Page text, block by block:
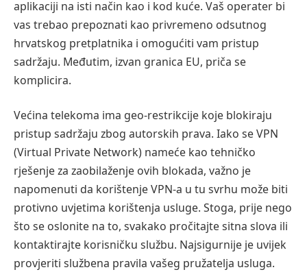
aplikaciji na isti način kao i kod kuće. Vaš operater bi
vas trebao prepoznati kao privremeno odsutnog
hrvatskog pretplatnika i omogućiti vam pristup
sadržaju. Međutim, izvan granica EU, priča se
komplicira.
Većina telekoma ima geo-restrikcije koje blokiraju
pristup sadržaju zbog autorskih prava. Iako se VPN
(Virtual Private Network) nameće kao tehničko
rješenje za zaobilaženje ovih blokada, važno je
napomenuti da korištenje VPN-a u tu svrhu može biti
protivno uvjetima korištenja usluge. Stoga, prije nego
što se oslonite na to, svakako pročitajte sitna slova ili
kontaktirajte korisničku službu. Najsigurnije je uvijek
provjeriti službena pravila vašeg pružatelja usluga.